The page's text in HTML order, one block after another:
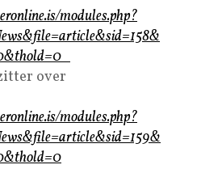
modules.php?
over
modules.php?